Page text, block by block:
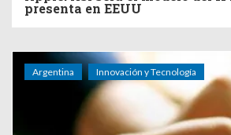
presenta en EEUU
Argentina Innovación y Tecnología